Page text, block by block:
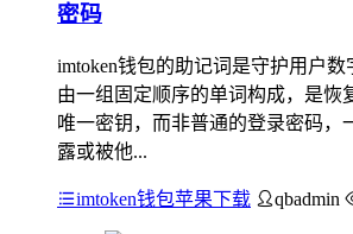
密码
imtoken钱包的助记词是守护用户数
由一组固定顺序的单词构成，是恢
唯一密钥，而非普通的登录密码，
露或被他...
imtoken钱包苹果下载 qbadmin